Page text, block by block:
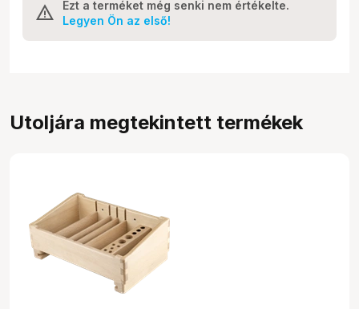
Ezt a terméket még senki nem értékelte.
Legyen Ön az első!
Utoljára megtekintett termékek